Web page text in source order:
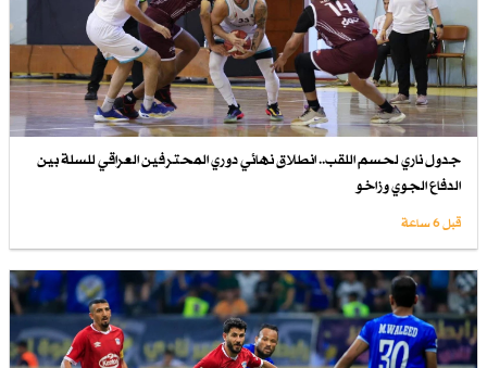
جدول ناري لحسم اللقب.. انطلاق نهائي دوري المحترفين العراقي للسلة بين
الدفاع الجوي وزاخو
قبل 6 ساعة